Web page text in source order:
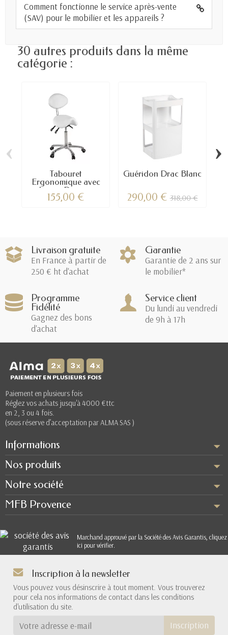
Comment fonctionne le service après-vente
(SAV) pour le mobilier et les appareils ?
30 autres produits dans la même
catégorie :
Tabouret
Ergonomique avec
dossier Dynamic
155,00 €
Guéridon Drac Blanc
290,00 €318,00 €
‹ ›
Livraison gratuite
En France à partir de
250 € ht d'achat
Garantie
Garantie de 2 ans sur
le mobilier*
Programme
Fidélité
Gagnez des bons
d'achat
Service client
Du lundi au vendredi
de 9h à 17h
Paiement en plusieurs fois
Réglez vos achats jusqu'à 4000 €ttc
en 2, 3 ou 4 fois.
(sous réserve d’acceptation par ALMA SAS )
Informations
Nos produits
Notre société
MFB Provence
Marchand approuvé par la Société des Avis Garantis, cliquez
ici pour vérifier.
Inscription à la newsletter
Vous pouvez vous désinscrire à tout moment. Vous trouverez
pour cela nos informations de contact dans les conditions
d'utilisation du site.
Inscription